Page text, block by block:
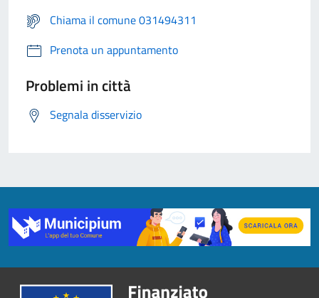
Chiama il comune 031494311
Prenota un appuntamento
Problemi in città
Segnala disservizio